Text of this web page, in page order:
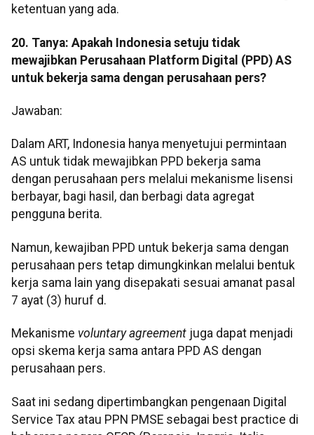
ketentuan yang ada.
20. Tanya: Apakah Indonesia setuju tidak
mewajibkan Perusahaan Platform Digital (PPD) AS
untuk bekerja sama dengan perusahaan pers?
Jawaban:
Dalam ART, Indonesia hanya menyetujui permintaan
AS untuk tidak mewajibkan PPD bekerja sama
dengan perusahaan pers melalui mekanisme lisensi
berbayar, bagi hasil, dan berbagi data agregat
pengguna berita.
Namun, kewajiban PPD untuk bekerja sama dengan
perusahaan pers tetap dimungkinkan melalui bentuk
kerja sama lain yang disepakati sesuai amanat pasal
7 ayat (3) huruf d.
Mekanisme voluntary agreement juga dapat menjadi
opsi skema kerja sama antara PPD AS dengan
perusahaan pers.
Saat ini sedang dipertimbangkan pengenaan Digital
Service Tax atau PPN PMSE sebagai best practice di